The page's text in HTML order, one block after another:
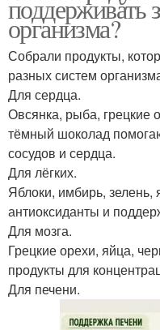
поддерживать
организма?
Собрали продукты,
разных систем
Для сердца.
Овсянка, рыба, грецкие
тёмный шоколад
сосудов и сердца.
Для лёгких.
Яблоки, имбирь,
антиоксиданты и
Для мозга.
Грецкие орехи, яйца,
продукты для
Для печени.